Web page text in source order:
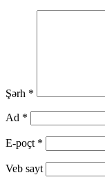
Şərh *
Ad *
E-poçt *
Veb sayt